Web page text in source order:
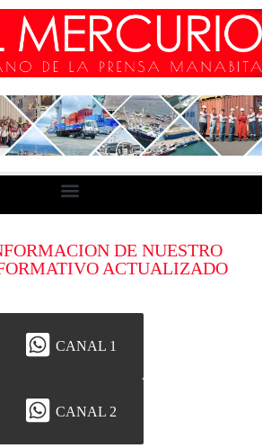
DE NUESTRO
ACTUALIZADO
CANAL 1
CANAL 2